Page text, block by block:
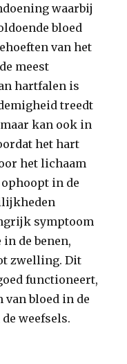
waarbij
bloed
van het
meest
hartfalen is
treedt
kan ook in
het hart
het lichaam
in de
symptoom
de benen,
zwelling. Dit
functioneert,
bloed in de
weefsels.